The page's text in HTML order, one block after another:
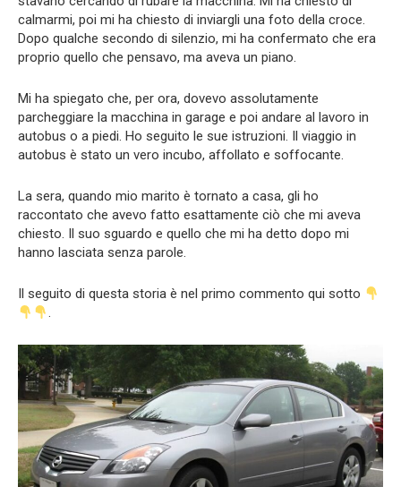
calmarmi, poi mi ha chiesto di inviargli una foto della croce.
Dopo qualche secondo di silenzio, mi ha confermato che era
proprio quello che pensavo, ma aveva un piano.
Mi ha spiegato che, per ora, dovevo assolutamente
parcheggiare la macchina in garage e poi andare al lavoro in
autobus o a piedi. Ho seguito le sue istruzioni. Il viaggio in
autobus è stato un vero incubo, affollato e soffocante.
La sera, quando mio marito è tornato a casa, gli ho
raccontato che avevo fatto esattamente ciò che mi aveva
chiesto. Il suo sguardo e quello che mi ha detto dopo mi
hanno lasciata senza parole.
Il seguito di questa storia è nel primo commento qui sotto
.